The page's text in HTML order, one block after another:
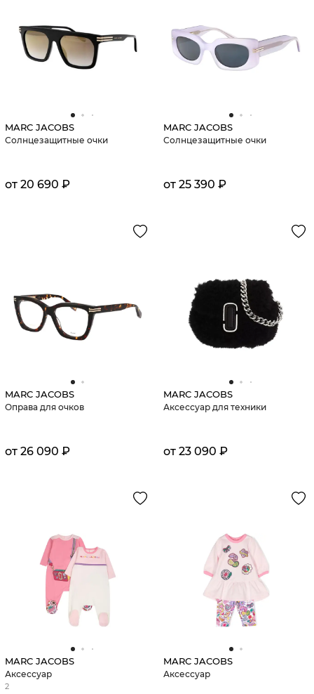
MARC JACOBS
Солнцезащитные очки
от 20 690 ₽
MARC JACOBS
Солнцезащитные очки
от 25 390 ₽
MARC JACOBS
Оправа для очков
от 26 090 ₽
MARC JACOBS
Аксессуар для техники
от 23 090 ₽
MARC JACOBS
Аксессуар
2
MARC JACOBS
Аксессуар